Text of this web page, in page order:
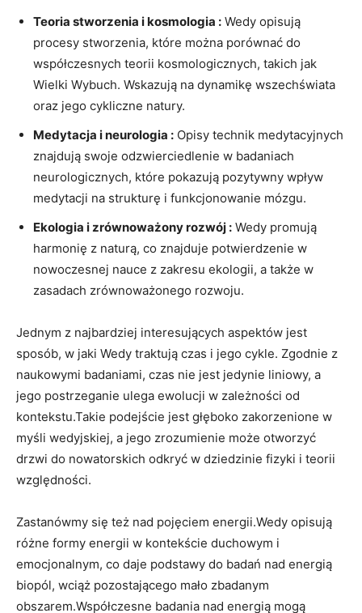
Teoria stworzenia i kosmologia : Wedy opisują
procesy stworzenia, które można porównać do
współczesnych teorii kosmologicznych, takich jak
Wielki Wybuch. Wskazują na dynamikę wszechświata
oraz jego cykliczne natury.
Medytacja i neurologia : Opisy technik medytacyjnych
znajdują swoje odzwierciedlenie w badaniach
neurologicznych, które pokazują pozytywny wpływ
medytacji na strukturę i funkcjonowanie mózgu.
Ekologia i zrównoważony rozwój : Wedy promują
harmonię z naturą, co znajduje potwierdzenie w
nowoczesnej nauce z zakresu ekologii, a także w
zasadach zrównoważonego rozwoju.
Jednym z najbardziej interesujących aspektów jest
sposób, w jaki Wedy traktują czas i jego cykle. Zgodnie z
naukowymi badaniami, czas nie jest jedynie liniowy, a
jego postrzeganie ulega ewolucji w zależności od
kontekstu.Takie podejście jest głęboko zakorzenione w
myśli wedyjskiej, a jego zrozumienie może otworzyć
drzwi do nowatorskich odkryć w dziedzinie fizyki i teorii
względności.
Zastanówmy się też nad pojęciem energii.Wedy opisują
różne formy energii w kontekście duchowym i
emocjonalnym, co daje podstawy do badań nad energią
biopól, wciąż pozostającego mało zbadanym
obszarem.Współczesne badania nad energią mogą